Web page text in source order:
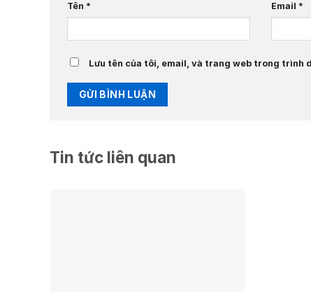
Tên * Email *
Lưu tên của tôi, email, và trang web trong trình
Tin tức liên quan